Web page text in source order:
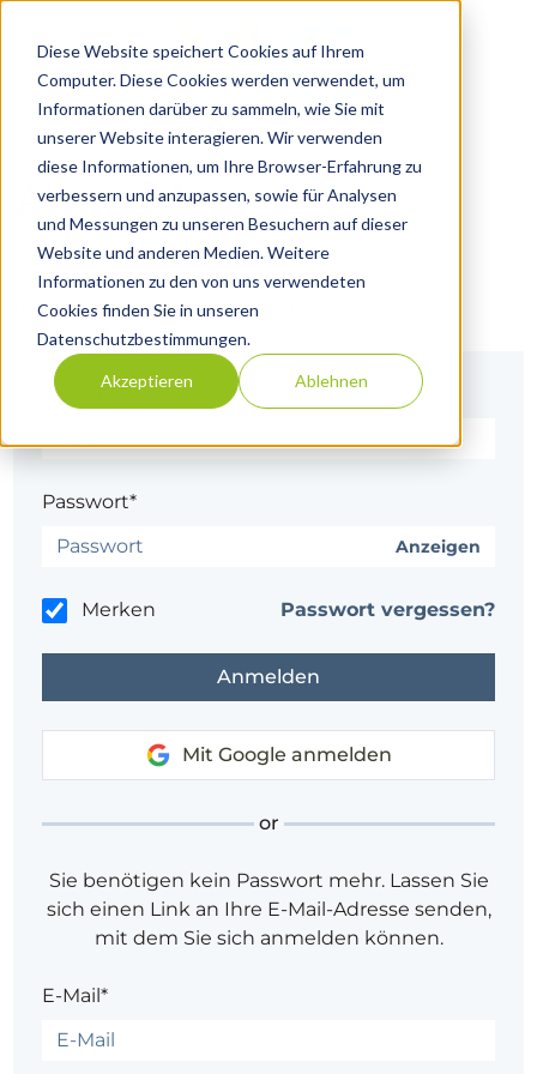
Diese Website speichert Cookies auf Ihrem
Computer. Diese Cookies werden verwendet, um
Informationen darüber zu sammeln, wie Sie mit
unserer Website interagieren. Wir verwenden
diese Informationen, um Ihre Browser-Erfahrung zu
verbessern und anzupassen, sowie für Analysen
und Messungen zu unseren Besuchern auf dieser
Website und anderen Medien. Weitere
Informationen zu den von uns verwendeten
Cookies finden Sie in unseren
Datenschutzbestimmungen.
Akzeptieren Ablehnen
Anmelden
Die Seite, die Sie aufrufen möchten, ist nur für
registrierte Benutzer verfügbar.
E-Mail*
Passwort*
Anzeigen
Merken Passwort vergessen?
Mit Google anmelden
or
Sie benötigen kein Passwort mehr. Lassen Sie
sich einen Link an Ihre E-Mail-Adresse senden,
mit dem Sie sich anmelden können.
E-Mail*